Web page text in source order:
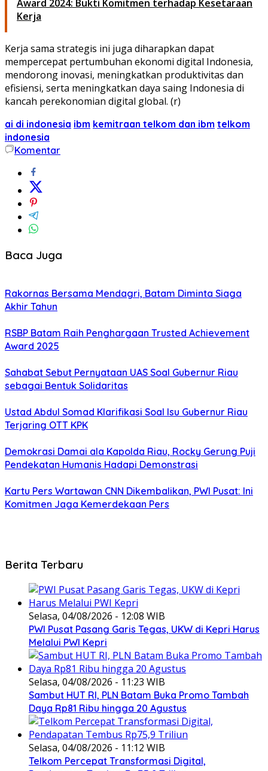
Award 2024: Bukti Komitmen terhadap Kesetaraan
Kerja
Kerja sama strategis ini juga diharapkan dapat
mempercepat pertumbuhan ekonomi digital Indonesia,
mendorong inovasi, meningkatkan produktivitas dan
efisiensi, serta meningkatkan daya saing Indonesia di
kancah perekonomian digital global. (r)
ai di indonesia ibm kemitraan telkom dan ibm telkom
indonesia
Komentar
Baca Juga
Rakornas Bersama Mendagri, Batam Diminta Siaga
Akhir Tahun
RSBP Batam Raih Penghargaan Trusted Achievement
Award 2025
Sahabat Sebut Pernyataan UAS Soal Gubernur Riau
sebagai Bentuk Solidaritas
Ustad Abdul Somad Klarifikasi Soal Isu Gubernur Riau
Terjaring OTT KPK
Demokrasi Damai ala Kapolda Riau, Rocky Gerung Puji
Pendekatan Humanis Hadapi Demonstrasi
Kartu Pers Wartawan CNN Dikembalikan, PWI Pusat: Ini
Komitmen Jaga Kemerdekaan Pers
Berita Terbaru
Selasa, 04/08/2026 - 12:08 WIB
PWI Pusat Pasang Garis Tegas, UKW di Kepri Harus
Melalui PWI Kepri
Selasa, 04/08/2026 - 11:23 WIB
Sambut HUT RI, PLN Batam Buka Promo Tambah
Daya Rp81 Ribu hingga 20 Agustus
Selasa, 04/08/2026 - 11:12 WIB
Telkom Percepat Transformasi Digital,